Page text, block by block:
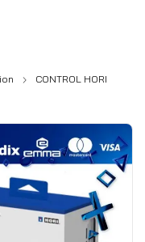
CONTROL HORI